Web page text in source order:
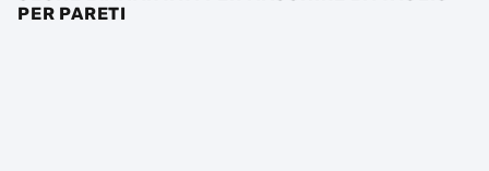
PER PARETI